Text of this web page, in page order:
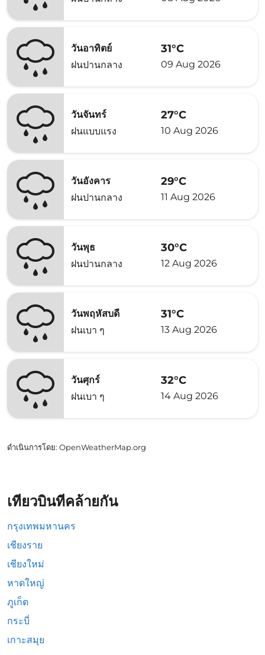
วันอาทิตย์
ฝนปานกลาง
31°C
09 Aug 2026
วันจันทร์
ฝนแบบแรง
27°C
10 Aug 2026
วันอังคาร
ฝนปานกลาง
29°C
11 Aug 2026
วันพุธ
ฝนปานกลาง
30°C
12 Aug 2026
วันพฤหัสบดี
ฝนเบา ๆ
31°C
13 Aug 2026
วันศุกร์
ฝนเบา ๆ
32°C
14 Aug 2026
ดำเนินการโดย: OpenWeatherMap.org
เที่ยวบินที่คล้ายกัน
กรุงเทพมหานคร
เชียงราย
เชียงใหม่
หาดใหญ่
ภูเก็ต
กระบี่
เกาะสมุย